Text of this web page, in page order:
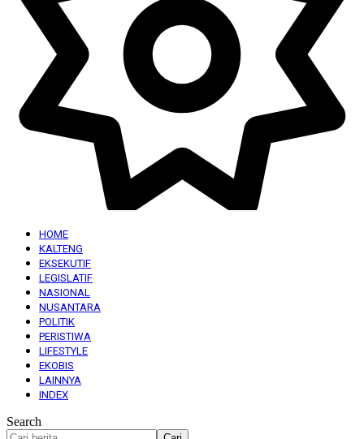
HOME
KALTENG
EKSEKUTIF
LEGISLATIF
NASIONAL
NUSANTARA
POLITIK
PERISTIWA
LIFESTYLE
EKOBIS
LAINNYA
INDEX
Search